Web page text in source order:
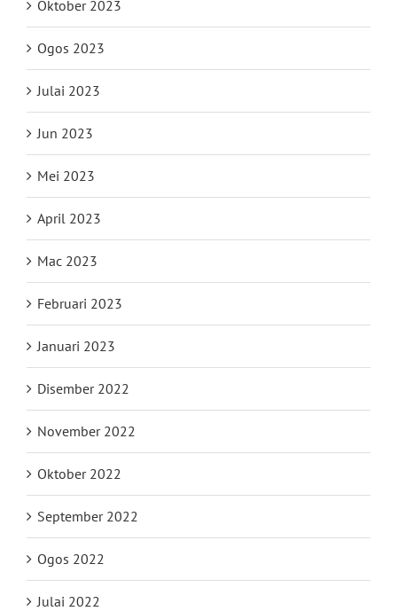
Oktober 2023
Ogos 2023
Julai 2023
Jun 2023
Mei 2023
April 2023
Mac 2023
Februari 2023
Januari 2023
Disember 2022
November 2022
Oktober 2022
September 2022
Ogos 2022
Julai 2022